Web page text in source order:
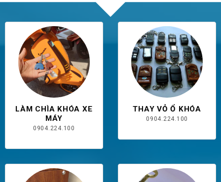
LÀM CHÌA KHÓA XE
MÁY
0904.224.100
THAY VỎ Ổ KHÓA
0904.224.100